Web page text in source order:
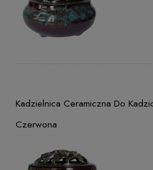
Kadzielnica Ceramiczna Do
Czerwona